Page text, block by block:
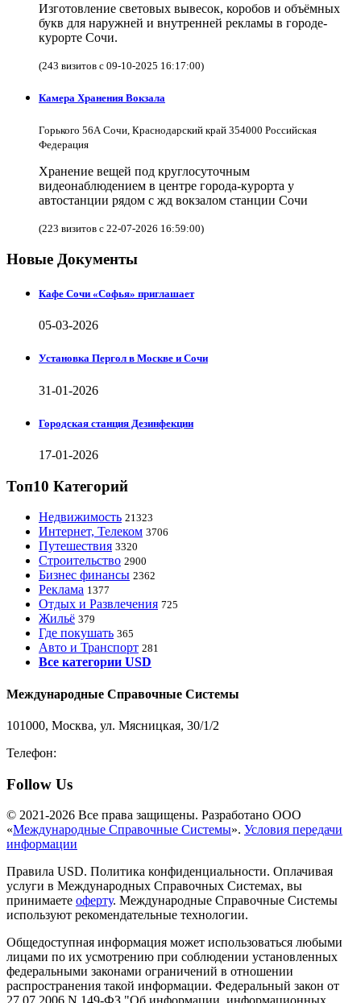
Изготовление световых вывесок, коробов и объёмных
букв для наружней и внутренней рекламы в городе-
курорте Сочи.
(243 визитов с 09-10-2025 16:17:00)
Камера Хранения Вокзала
Горького 56А Сочи, Краснодарский край 354000 Российская
Федерация
Хранение вещей под круглосуточным
видеонаблюдением в центре города-курорта у
автостанции рядом с жд вокзалом станции Сочи
(223 визитов с 22-07-2026 16:59:00)
Новые Документы
Кафе Сочи «Софья» приглашает
05-03-2026
Установка Пергол в Москве и Сочи
31-01-2026
Городская станция Дезинфекции
17-01-2026
Топ10 Категорий
Недвижимость 21323
Интернет, Телеком 3706
Путешествия 3320
Строительство 2900
Бизнес финансы 2362
Реклама 1377
Отдых и Развлечения 725
Жильё 379
Где покушать 365
Авто и Транспорт 281
Все категории USD
Международные Справочные Системы
101000, Москва, ул. Мясницкая, 30/1/2
Телефон:
Follow Us
© 2021-2026 Все права защищены. Разработано ООО
«Международные Справочные Системы». Условия передачи
информации
Правила USD. Политика конфиденциальности. Оплачивая
услуги в Международных Справочных Системах, вы
принимаете оферту. Международные Справочные Системы
используют рекомендательные технологии.
Общедоступная информация может использоваться любыми
лицами по их усмотрению при соблюдении установленных
федеральными законами ограничений в отношении
распространения такой информации. Федеральный закон от